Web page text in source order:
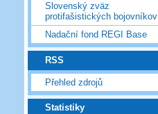
Slovenský zväz
protifašistických bojovníkov
Nadační fond REGI Base
RSS
Přehled zdrojů
Statistiky